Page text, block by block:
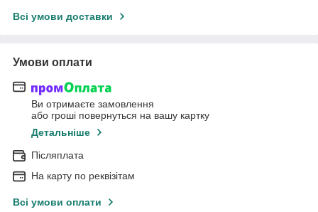
Всі умови доставки
Умови оплати
Ви отримаєте замовлення
або гроші повернуться на вашу картку
Детальніше
Післяплата
На карту по реквізітам
Всі умови оплати